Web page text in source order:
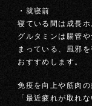
・就寝前
寝ている間は成長ホ
グルタミンは腸管
まっている、風邪
おすすめします。
免疫を向上や筋肉
「最近疲れが取れ